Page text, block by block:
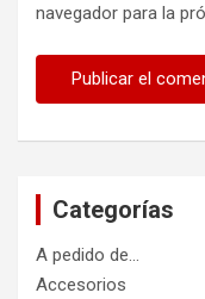
navegador para la
Categorías
A pedido de…
Accesorios